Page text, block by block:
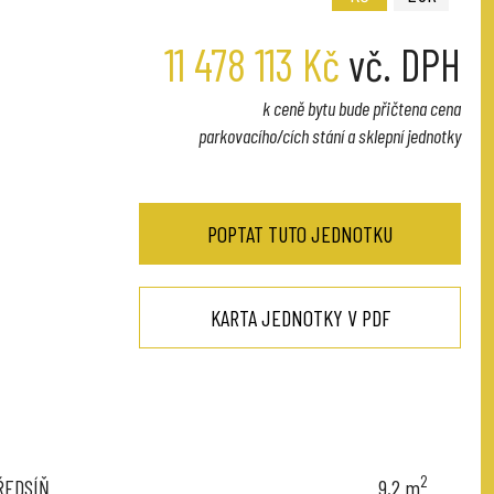
11 478 113 Kč vč. DPH
k ceně bytu bude přičtena cena
parkovacího/cích stání a sklepní jednotky
POPTAT TUTO JEDNOTKU
KARTA JEDNOTKY V PDF
9,2 m2